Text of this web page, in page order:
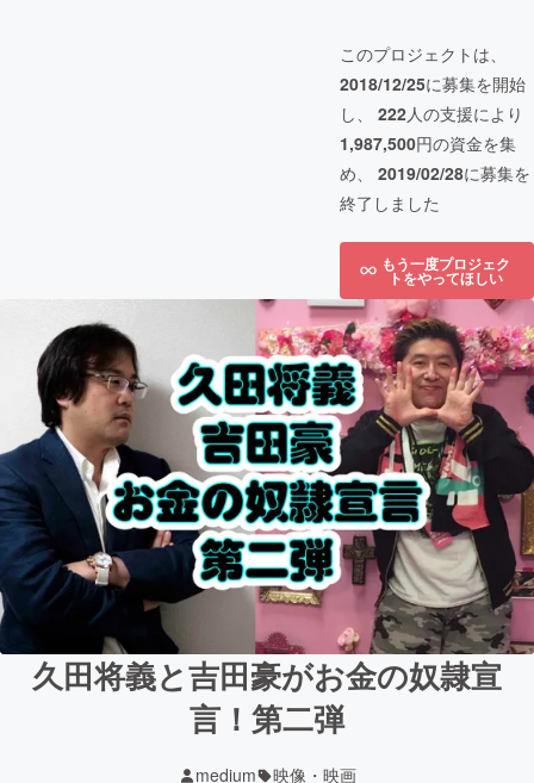
このプロジェクトは、
2018/12/25に募集を開始
し、 222人の支援により
1,987,500円の資金を集
め、 2019/02/28に募集を
終了しました
もう一度プロジェク
トをやってほしい
久田将義と吉田豪がお金の奴隷宣
言！第二弾
medium 映像・映画